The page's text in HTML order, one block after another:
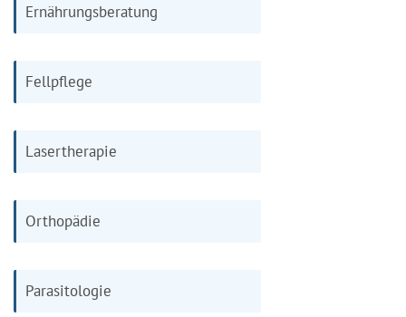
Ernährungsberatung
Fellpflege
Lasertherapie
Orthopädie
Parasitologie